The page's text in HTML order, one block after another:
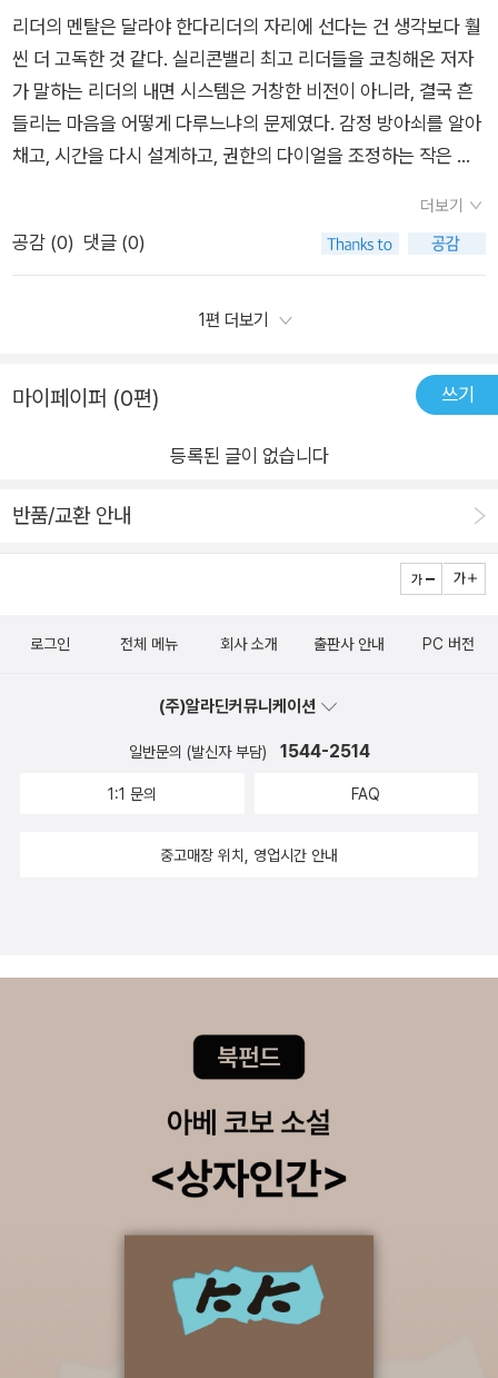
에서 빠져나올 방법을 알려준다.사비나 나와즈의 글에서 처음 눈
에 띈건 성장과 고정 마인드셋을 넘어서 결핍 마인드셋과 풍요 마
인드셋으로 확장된 시선이었다. 리더십의 실수 대부분은 결핍의
눈으로 상황을 보는 데서 시작된다. 반면 풍요의 관점에선 이미
갖고 있는 자원과 연결을 바탕으로 문제를 재구성할 수 있다. 책
을 읽으며 지인의 와이프가 회사에서 리더 때문에 힘들어하고 있
다는 이야기가 떠올라 그 부분을 사진으로 찍어 보내줬다. 리더도
어떤 영향을 끼치는지 알고 나면 행동을 바꾸어야 함을 단번에 알
박감이 만든 구조적 반응일 수 있기에 결국 멘탈 관리가 핵심이
강조한다. 이 부분에선 제임스 클리어의 “아주 작은습관의 힘”
트를 만들어 실행하는 아주 작은 한 걸음들이 리더의 멘탈을 단단
하게 만들 수 있다. 이 책은 리더라는 이름 아래 매일 폭풍우를 만
나는 당신에게 경로를 잃지 않는 법을 쉽고도 친절하게 말해준다.
마음을 먹고 시간과 에너지를 쏟기만 해도 달라질 수 있겠다. 36
은가. 리더든 리더가 아니든 좋은 의도가 좋은 결과를 낳는 것은
아님을 기억하자. 그리고 나쁜 상사도 나쁜 사람인 경우는 별로
없다고 하니 자신을 좀 더 사랑하는 마음으로 멘탈 관리에 집중해
리더의 멘탈은 달라야 한다리더의 자리에 선다는 건 생각보다 훨
씬 더 고독한 것 같다. 실리콘밸리 최고 리더들을 코칭해온 저자
가 말하는 리더의 내면 시스템은 거창한 비전이 아니라, 결국 흔
들리는 마음을 어떻게 다루느냐의 문제였다. 감정 방아쇠를 알아
채고, 시간을 다시 설계하고, 권한의 다이얼을 조정하는 작은 변
요하지 않는다는 점도 큰 위로였다. 리더라면 누구나 흔들린다는
사실을 인정하는 순간, 오히려 다시 앞으로 나갈 힘이 생긴다. 조
직을 이끌고 있거나 혼자 모든 책임을 감당하고 있다고 느끼는 사
람, 그리고 내면의 기준을 다시 세우고 싶은 사람에게 꼭 권하고
ngjin_readers#리더의멘탈은달라야한다#리더십#내면리더십
#사비나나와즈#리더의성장#조직문화#마음관리#비즈니스책추
천#자기계발#서평#리더십#리더의멘탈은달라야한다#좋은팀장
더보기
공감 (0) 댓글 (0)
1편 더보기
마이페이퍼 (0편) 쓰기
등록된 글이 없습니다
반품/교환 안내
로그인 전체 메뉴 회사 소개 출판사 안내 PC 버전
(주)알라딘커뮤니케이션
일반문의 (발신자 부담) 1544-2514
1:1 문의 FAQ
중고매장 위치, 영업시간 안내